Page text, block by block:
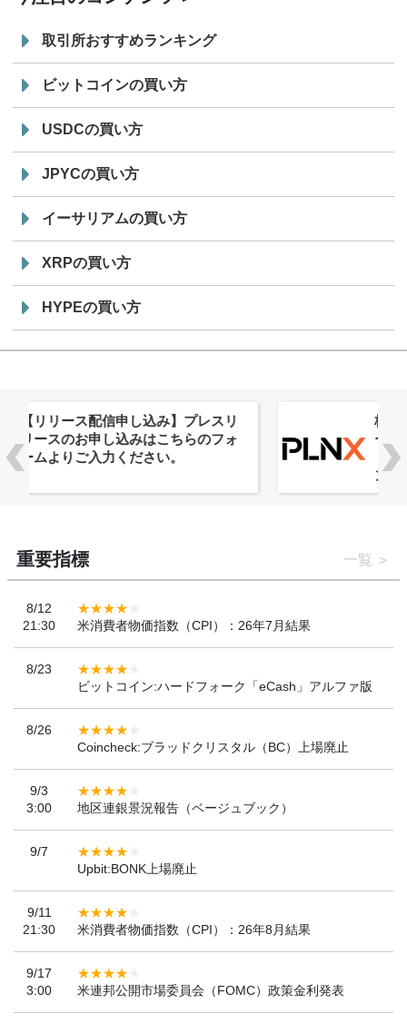
取引所おすすめランキング
ビットコインの買い方
USDCの買い方
JPYCの買い方
イーサリアムの買い方
XRPの買い方
HYPEの買い方
株式会社PlnX、アジア最大級のグロ
ーバルWeb3カンファレンス
「WebX2026」とのコラボレーショ
重要指標 一覧
8/12
21:30
米消費者物価指数（CPI）：26年7月結果
8/23
ビットコイン:ハードフォーク「eCash」アルファ版
8/26
Coincheck:ブラッドクリスタル（BC）上場廃止
9/3
3:00
地区連銀景況報告（ベージュブック）
9/7
Upbit:BONK上場廃止
9/11
21:30
米消費者物価指数（CPI）：26年8月結果
9/17
3:00
米連邦公開市場委員会（FOMC）政策金利発表